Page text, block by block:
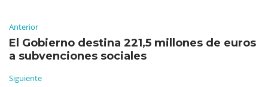
Anterior
El Gobierno destina 221,5 millones de euros
a subvenciones sociales
Siguiente